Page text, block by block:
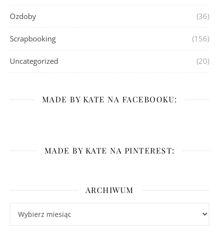
Ozdoby (36)
Scrapbooking (156)
Uncategorized (20)
MADE BY KATE NA FACEBOOKU:
MADE BY KATE NA PINTEREST:
ARCHIWUM